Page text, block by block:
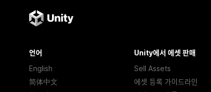
언어
English
简体中文
Unity에서 에셋 판매
Sell Assets
에셋 등록 가이드라인